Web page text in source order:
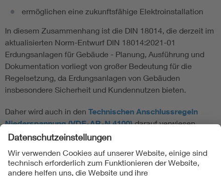
ermöglichen eine zukunftsfähige Elektroinstallation
In diesem Zusammenhang ist die DIN 18014, die derzeit im
aktualisierten Norm-Entwurf DIN 18014:2021-01
Erdungsanlagen für Gebäude - Planung, Ausführung und
Dokumentation vorliegt von großer Bedeutung für die
Regelsetzung, da Erdungsanlagen von Gebäuden
insbesondere Sicherheit und Kundennutzen bieten.
Daher wird auch in den Technischen Anschlussregeln
Niederspannung (VDE-AR-N 4100)darauf verwiesen.
Folgen Sie uns